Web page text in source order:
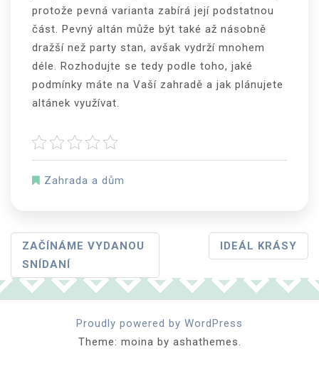
protože pevná varianta zabírá její podstatnou
část. Pevný altán může být také až násobně
dražší než party stan, avšak vydrží mnohem
déle. Rozhodujte se tedy podle toho, jaké
podmínky máte na Vaší zahradě a jak plánujete
altánek využívat.
Zahrada a dům
Navigace
Pro
Příspěvek
ZAČÍNÁME VYDANOU
SNÍDANÍ
IDEÁL KRÁSY
Proudly powered by WordPress
Theme: moina by ashathemes.